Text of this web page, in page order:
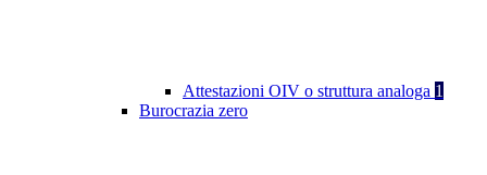
Attestazioni OIV o struttura analoga 1
Burocrazia zero